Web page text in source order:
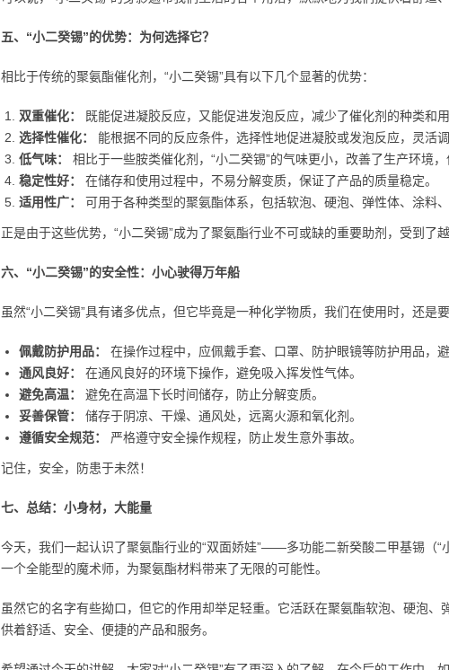
五、“小二癸锡”的优势：为何选择它？
相比于传统的聚氨酯催化剂，“小二癸锡”具有以下几个显著的优势：
双重催化：
既能促进凝胶反应，又能促进发泡反应，减少了催化剂的种类和
选择性催化：
能根据不同的反应条件，选择性地促进凝胶或发泡反应，灵活
低气味：
相比于一些胺类催化剂，“小二癸锡”的气味更小，改善了生产环境
稳定性好：
在储存和使用过程中，不易分解变质，保证了产品的质量稳定。
适用性广：
可用于各种类型的聚氨酯体系，包括软泡、硬泡、弹性体、涂料
正是由于这些优势，“小二癸锡”成为了聚氨酯行业不可或缺的重要助剂，受到了
六、“小二癸锡”的安全性：小心驶得万年船
虽然“小二癸锡”具有诸多优点，但它毕竟是一种化学物质，我们在使用时，还是
佩戴防护用品：
在操作过程中，应佩戴手套、口罩、防护眼镜等防护用品，
通风良好：
在通风良好的环境下操作，避免吸入挥发性气体。
避免高温：
避免在高温下长时间储存，防止分解变质。
妥善保管：
储存于阴凉、干燥、通风处，远离火源和氧化剂。
遵循安全规范：
严格遵守安全操作规程，防止发生意外事故。
记住，安全，防患于未然！
七、总结：小身材，大能量
今天，我们一起认识了聚氨酯行业的“双面娇娃”——多功能二新癸酸二甲基锡（“
一个全能型的魔术师，为聚氨酯材料带来了无限的可能性。
虽然它的名字有些拗口，但它的作用却举足轻重。它活跃在聚氨酯软泡、硬泡
供着舒适、安全、便捷的产品和服务。